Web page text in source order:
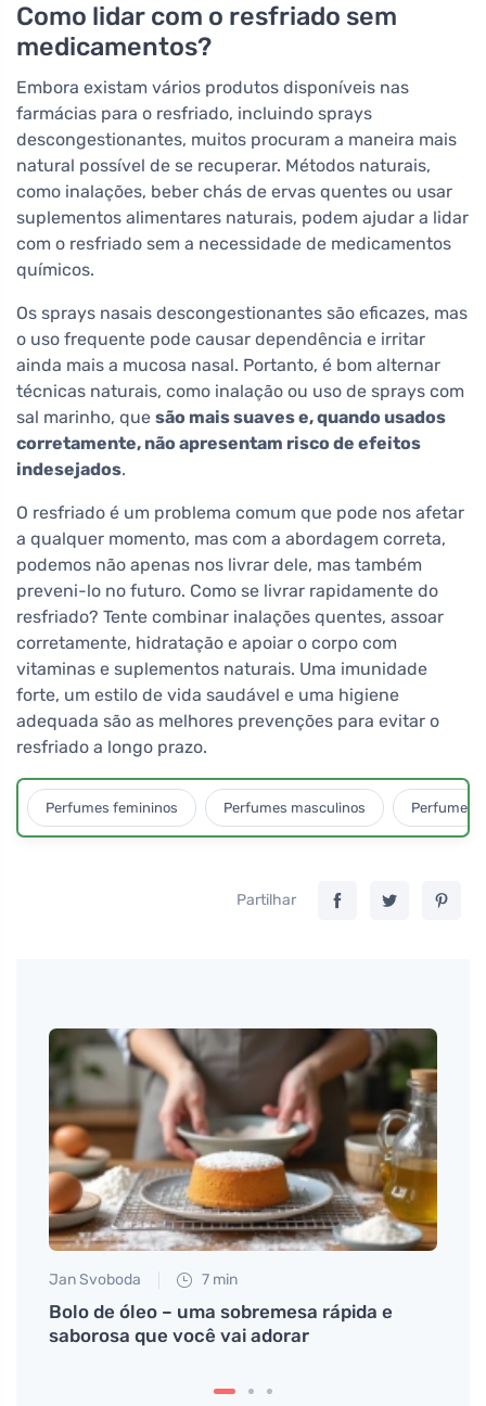
Como lidar com o resfriado sem
medicamentos?
Embora existam vários produtos disponíveis nas
farmácias para o resfriado, incluindo sprays
descongestionantes, muitos procuram a maneira mais
natural possível de se recuperar. Métodos naturais,
como inalações, beber chás de ervas quentes ou usar
suplementos alimentares naturais, podem ajudar a lidar
com o resfriado sem a necessidade de medicamentos
químicos.
Os sprays nasais descongestionantes são eficazes, mas
o uso frequente pode causar dependência e irritar
ainda mais a mucosa nasal. Portanto, é bom alternar
técnicas naturais, como inalação ou uso de sprays com
sal marinho, que são mais suaves e, quando usados
corretamente, não apresentam risco de efeitos
indesejados.
O resfriado é um problema comum que pode nos afetar
a qualquer momento, mas com a abordagem correta,
podemos não apenas nos livrar dele, mas também
preveni-lo no futuro. Como se livrar rapidamente do
resfriado? Tente combinar inalações quentes, assoar
corretamente, hidratação e apoiar o corpo com
vitaminas e suplementos naturais. Uma imunidade
forte, um estilo de vida saudável e uma higiene
adequada são as melhores prevenções para evitar o
resfriado a longo prazo.
Perfumes femininos Perfumes masculinos Perfumes
Partilhar
Jan Svoboda 7 min
Bolo de óleo – uma sobremesa rápida e
saborosa que você vai adorar